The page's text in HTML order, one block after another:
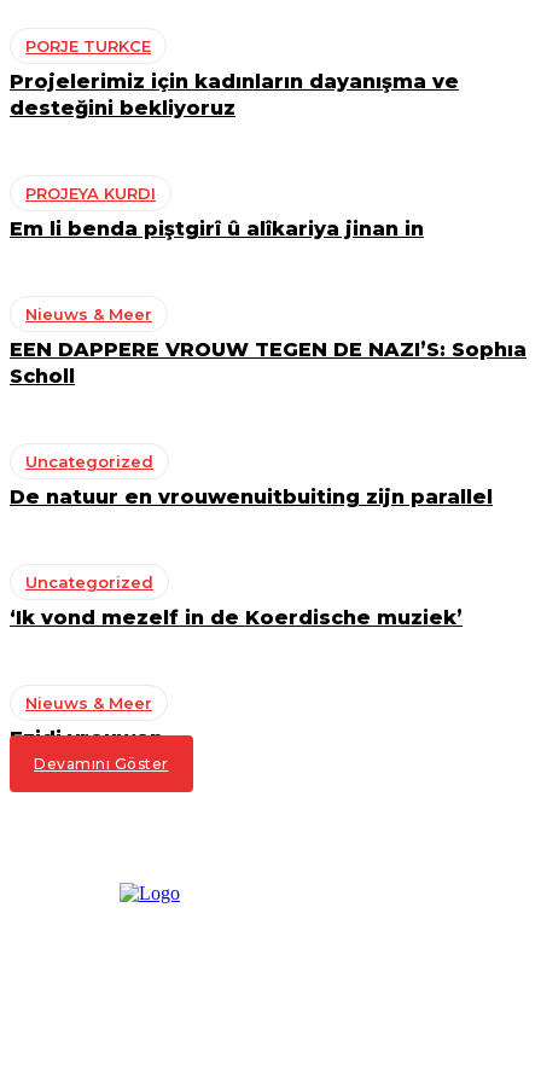
PORJE TURKCE
Projelerimiz için kadınların dayanışma ve
desteğini bekliyoruz
PROJEYA KURDI
Em li benda piştgirî û alîkariya jinan in
Nieuws & Meer
EEN DAPPERE VROUW TEGEN DE NAZI’S: Sophıa
Scholl
Uncategorized
De natuur en vrouwenuitbuiting zijn parallel
Uncategorized
‘Ik vond mezelf in de Koerdische muziek’
Nieuws & Meer
Ezidi vrouwen
Devamını Göster